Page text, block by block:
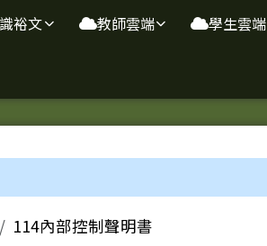
裕文 教師雲端 學生雲端
114內部控制聲明書